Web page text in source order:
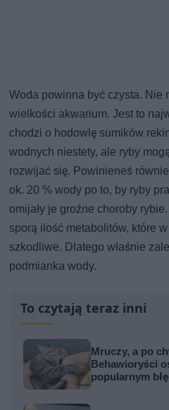
Woda powinna być czysta. Nie
wielkości akwarium. Jest to
chodzi o hodowlę sumików
wodnych niestety, ale ryby
rozwijać się. Powinieneś
ok. 20 % wody po to, by ryby
omijały je groźne choroby
sporą ilość metabolitów, które
szkodliwe. Dlatego właśnie
podmianka wody.
To czytają teraz inni
Mruczy, a po
Behawioryści
popularnym